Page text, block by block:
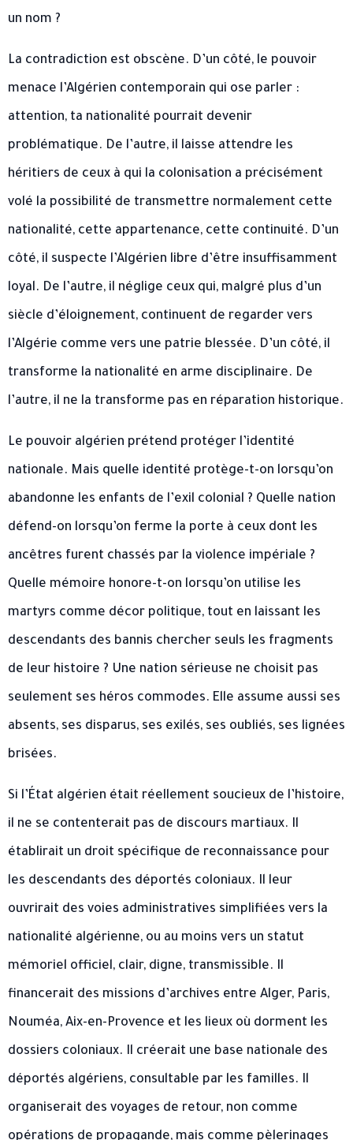
un nom ?
La contradiction est obscène. D’un côté, le pouvoir
menace l’Algérien contemporain qui ose parler :
attention, ta nationalité pourrait devenir
problématique. De l’autre, il laisse attendre les
héritiers de ceux à qui la colonisation a précisément
volé la possibilité de transmettre normalement cette
nationalité, cette appartenance, cette continuité. D’un
côté, il suspecte l’Algérien libre d’être insuffisamment
loyal. De l’autre, il néglige ceux qui, malgré plus d’un
siècle d’éloignement, continuent de regarder vers
l’Algérie comme vers une patrie blessée. D’un côté, il
transforme la nationalité en arme disciplinaire. De
l’autre, il ne la transforme pas en réparation historique.
Le pouvoir algérien prétend protéger l’identité
nationale. Mais quelle identité protège-t-on lorsqu’on
abandonne les enfants de l’exil colonial ? Quelle nation
défend-on lorsqu’on ferme la porte à ceux dont les
ancêtres furent chassés par la violence impériale ?
Quelle mémoire honore-t-on lorsqu’on utilise les
martyrs comme décor politique, tout en laissant les
descendants des bannis chercher seuls les fragments
de leur histoire ? Une nation sérieuse ne choisit pas
seulement ses héros commodes. Elle assume aussi ses
absents, ses disparus, ses exilés, ses oubliés, ses lignées
brisées.
Si l’État algérien était réellement soucieux de l’histoire,
il ne se contenterait pas de discours martiaux. Il
établirait un droit spécifique de reconnaissance pour
les descendants des déportés coloniaux. Il leur
ouvrirait des voies administratives simplifiées vers la
nationalité algérienne, ou au moins vers un statut
mémoriel officiel, clair, digne, transmissible. Il
financerait des missions d’archives entre Alger, Paris,
Nouméa, Aix-en-Provence et les lieux où dorment les
dossiers coloniaux. Il créerait une base nationale des
déportés algériens, consultable par les familles. Il
organiserait des voyages de retour, non comme
opérations de propagande, mais comme pèlerinages